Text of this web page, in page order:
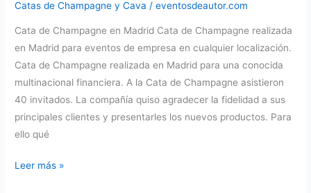
Catas de Champagne y Cava /eventosdeautor.com
Cata de Champagne en Madrid Cata de Champagne realizada
en Madrid para eventos de empresa en cualquier localización.
Cata de Champagne realizada en Madrid para una conocida
multinacional financiera. A la Cata de Champagne asistieron
40 invitados. La compañía quiso agradecer la fidelidad a sus
principales clientes y presentarles los nuevos productos. Para
ello qué
Cata
Leer más »